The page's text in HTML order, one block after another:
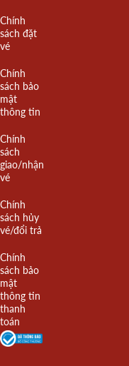
Chính
sách đặt
vé
Chính
sách bảo
mật
thông tin
Chính
sách
giao/nhận
vé
Chính
sách hủy
vé/đổi trả
Chính
sách bảo
mật
thông tin
thanh
toán